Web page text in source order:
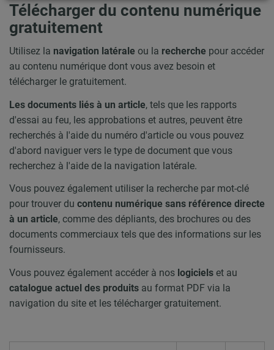
Télécharger du contenu numérique
gratuitement
Utilisez la navigation latérale ou la recherche pour accéder
au contenu numérique dont vous avez besoin et
télécharger le gratuitement.
Les documents liés à un article, tels que les rapports
d'essai au feu, les approbations et autres, peuvent être
recherchés à l'aide du numéro d'article ou vous pouvez
d'abord naviguer vers le type de document que vous
recherchez à l'aide de la navigation latérale.
Vous pouvez également utiliser la recherche par mot-clé
pour trouver du contenu numérique sans référence directe
à un article, comme des dépliants, des brochures ou des
documents commerciaux tels que des informations sur les
fournisseurs.
Vous pouvez également accéder à nos logiciels et au
catalogue actuel des produits au format PDF via la
navigation du site et les télécharger gratuitement.